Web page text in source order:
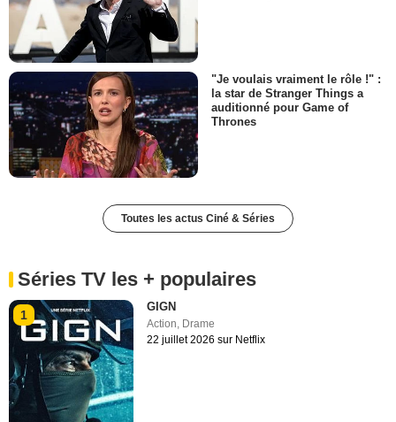
"Je voulais vraiment le rôle !" :
la star de Stranger Things a
auditionné pour Game of
Thrones
Toutes les actus Ciné & Séries
Séries TV les + populaires
1
GIGN
Action, Drame
22 juillet 2026 sur Netflix